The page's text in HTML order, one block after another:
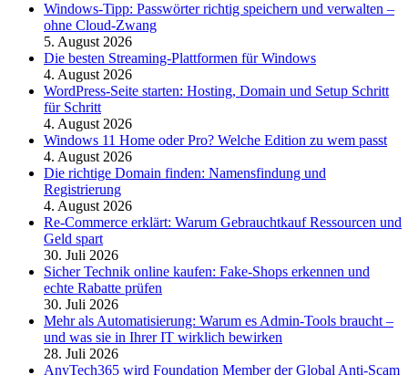
Windows-Tipp: Passwörter richtig speichern und verwalten –
ohne Cloud-Zwang
5. August 2026
Die besten Streaming-Plattformen für Windows
4. August 2026
WordPress-Seite starten: Hosting, Domain und Setup Schritt
für Schritt
4. August 2026
Windows 11 Home oder Pro? Welche Edition zu wem passt
4. August 2026
Die richtige Domain finden: Namensfindung und
Registrierung
4. August 2026
Re-Commerce erklärt: Warum Gebrauchtkauf Ressourcen und
Geld spart
30. Juli 2026
Sicher Technik online kaufen: Fake-Shops erkennen und
echte Rabatte prüfen
30. Juli 2026
Mehr als Automatisierung: Warum es Admin-Tools braucht –
und was sie in Ihrer IT wirklich bewirken
28. Juli 2026
AnyTech365 wird Foundation Member der Global Anti-Scam